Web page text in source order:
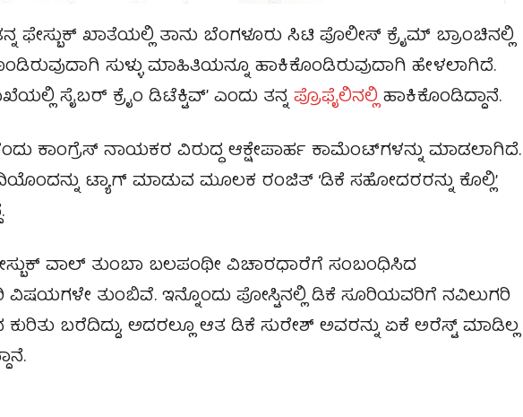
ಫೇಸ್ಬುಕ್‌ ಖಾತೆಯಲ್ಲಿ ತಾನು ಬೆಂಗಳೂರು ಸಿಟಿ ಪೊಲೀಸ್‌ ಕ್ರೈಮ್‌ ಬ್ರಾಂಚಿನಲ್ಲಿ
ಸುಳ್ಳು ಮಾಹಿತಿಯನ್ನೂ ಹಾಕಿಕೊಂಡಿರುವುದಾಗಿ ಹೇಳಲಾಗಿದೆ.
ಸೈಬರ್ ಕ್ರೈಂ ಡಿಟೆಕ್ಟಿವ್ʼ ಎಂದು ತನ್ನಪ್ರೊಫೈಲಿನಲ್ಲಿಹಾಕಿಕೊಂಡಿದ್ದಾನೆ.
ಕಾಂಗ್ರೆಸ್ ನಾಯಕರ ವಿರುದ್ಧ ಆಕ್ಷೇಪಾರ್ಹ ಕಾಮೆಂಟ್‌ಗಳನ್ನು ಮಾಡಲಾಗಿದೆ.
ಟ್ಯಾಗ್ ಮಾಡುವ ಮೂಲಕ ರಂಜಿತ್ ‘ಡಿಕೆ ಸಹೋದರರನ್ನು ಕೊಲ್ಲಿ’
ವಾಲ್‌ ತುಂಬಾ ಬಲಪಂಥೀ ವಿಚಾರಧಾರೆಗೆ ಸಂಬಂಧಿಸಿದ
ವಿಷಯಗಳೇ ತುಂಬಿವೆ. ಇನ್ನೊಂದು ಪೋಸ್ಟಿನಲ್ಲಿ ಡಿಕೆ ಸೂರಿಯವರಿಗೆ ನವಿಲುಗರಿ
ಬರೆದಿದ್ದು, ಅದರಲ್ಲೂ ಆತ ಡಿಕೆ ಸುರೇಶ್‌ ಅವರನ್ನು ಏಕೆ ಅರೆಸ್ಟ್‌ ಮಾಡಿಲ್ಲ